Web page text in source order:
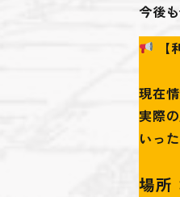
今後
【
現在
実際
いっ
場所